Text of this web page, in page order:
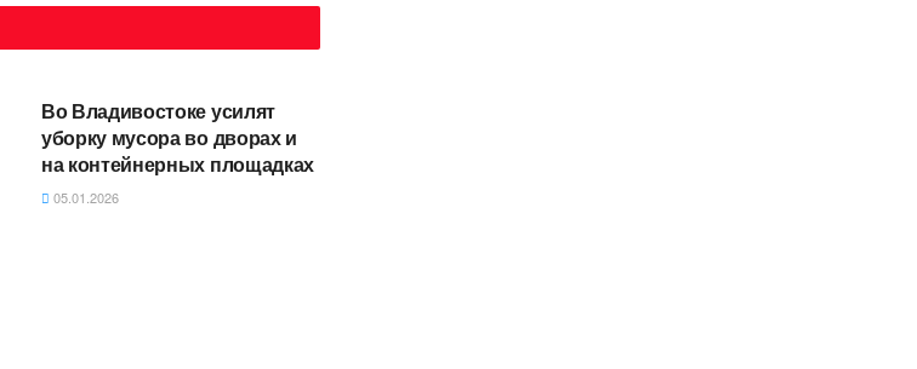
Во Владивостоке усилят
уборку мусора во дворах и
на контейнерных площадках
05.01.2026